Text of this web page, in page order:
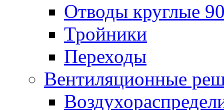
Отводы круглые
Тройники
Переходы
Вентиляционные